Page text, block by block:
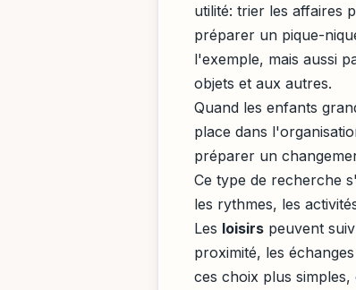
utilité: trier les affaires
préparer un pique-
l'exemple, mais aussi
objets et aux autres.
Quand les enfants
place dans
préparer un
Ce type de recherche
les rythmes, les
Les loisirs peuvent
proximité, les
ces choix plus